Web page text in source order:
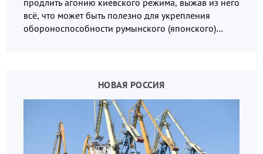
продлить агонию киевского режима, выжав из него
всё, что может быть полезно для укрепления
обороноспособности румынского (японского)
НОВАЯ РОССИЯ